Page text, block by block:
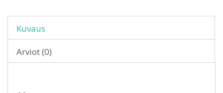
Kuvaus
Arviot (0)